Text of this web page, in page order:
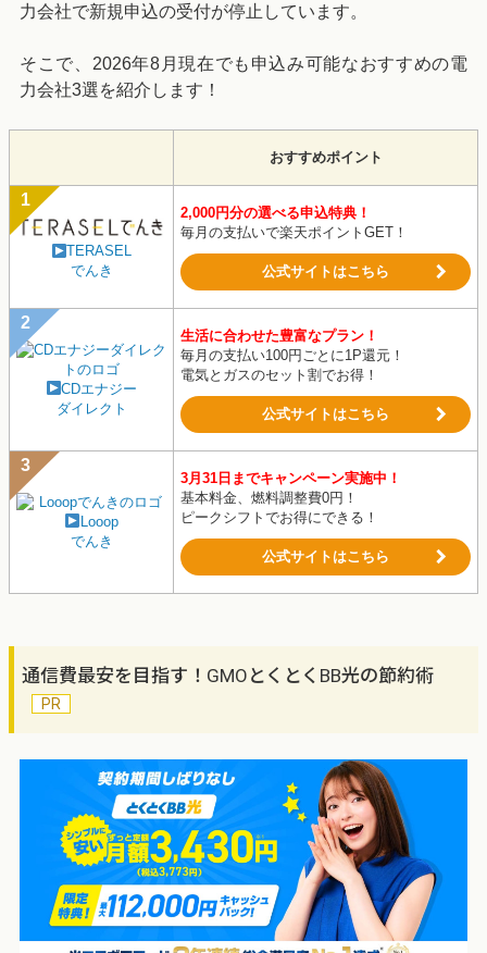
力会社で新規申込の受付が停止しています。
そこで、2026年8月現在でも申込み可能なおすすめの電
力会社3選を紹介します！
おすすめポイント
TERASEL
でんき
2,000円分の選べる申込特典！
毎月の支払いで楽天ポイントGET！
公式サイトはこちら
CDエナジー
ダイレクト
生活に合わせた豊富なプラン！
毎月の支払い100円ごとに1P還元！
電気とガスのセット割でお得！
公式サイトはこちら
Looop
でんき
3月31日までキャンペーン実施中！
基本料金、燃料調整費0円！
ピークシフトでお得にできる！
公式サイトはこちら
通信費最安を目指す！GMOとくとくBB光の節約術